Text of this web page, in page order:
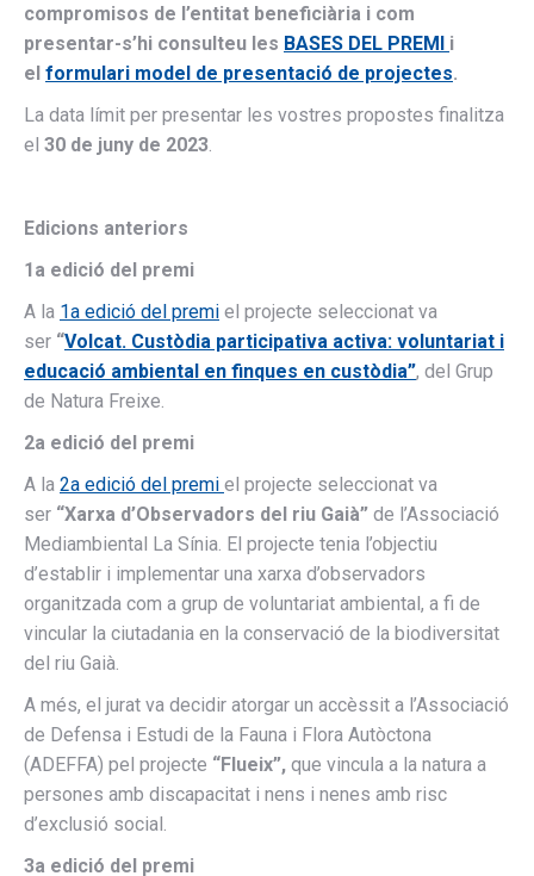
compromisos de l’entitat beneficiària i com
presentar-s’hi consulteu les BASES DEL PREMI i
el formulari model de presentació de projectes.
La data límit per presentar les vostres propostes finalitza
el 30 de juny de 2023.
Edicions anteriors
1a edició del premi
A la 1a edició del premi el projecte seleccionat va
ser “Volcat. Custòdia participativa activa: voluntariat i
educació ambiental en finques en custòdia”, del Grup
de Natura Freixe.
2a edició del premi
A la 2a edició del premi el projecte seleccionat va
ser “Xarxa d’Observadors del riu Gaià” de l’Associació
Mediambiental La Sínia. El projecte tenia l’objectiu
d’establir i implementar una xarxa d’observadors
organitzada com a grup de voluntariat ambiental, a fi de
vincular la ciutadania en la conservació de la biodiversitat
del riu Gaià.
A més, el jurat va decidir atorgar un accèssit a l’Associació
de Defensa i Estudi de la Fauna i Flora Autòctona
(ADEFFA) pel projecte “Flueix”, que vincula a la natura a
persones amb discapacitat i nens i nenes amb risc
d’exclusió social.
3a edició del premi
from the
website.